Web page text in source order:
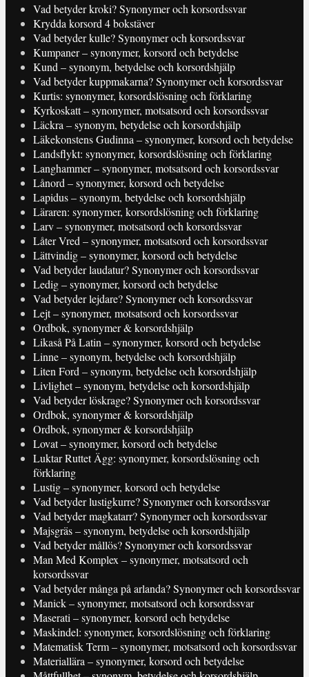
Vad betyder kroki? Synonymer och korsordssvar
Krydda korsord 4 bokstäver
Vad betyder kulle? Synonymer och korsordssvar
Kumpaner – synonymer, korsord och betydelse
Kund – synonym, betydelse och korsordshjälp
Vad betyder kuppmakarna? Synonymer och korsordssvar
Kurtis: synonymer, korsordslösning och förklaring
Kyrkoskatt – synonymer, motsatsord och korsordssvar
Läckra – synonym, betydelse och korsordshjälp
Läkekonstens Gudinna – synonymer, korsord och betydelse
Landsflykt: synonymer, korsordslösning och förklaring
Langhammer – synonymer, motsatsord och korsordssvar
Lånord – synonymer, korsord och betydelse
Lapidus – synonym, betydelse och korsordshjälp
Läraren: synonymer, korsordslösning och förklaring
Larv – synonymer, motsatsord och korsordssvar
Låter Vred – synonymer, motsatsord och korsordssvar
Lättvindig – synonymer, korsord och betydelse
Vad betyder laudatur? Synonymer och korsordssvar
Ledig – synonymer, korsord och betydelse
Vad betyder lejdare? Synonymer och korsordssvar
Lejt – synonymer, motsatsord och korsordssvar
Ordbok, synonymer & korsordshjälp
Likaså På Latin – synonymer, korsord och betydelse
Linne – synonym, betydelse och korsordshjälp
Liten Ford – synonym, betydelse och korsordshjälp
Livlighet – synonym, betydelse och korsordshjälp
Vad betyder löskrage? Synonymer och korsordssvar
Ordbok, synonymer & korsordshjälp
Ordbok, synonymer & korsordshjälp
Lovat – synonymer, korsord och betydelse
Luktar Ruttet Ägg: synonymer, korsordslösning och
förklaring
Lustig – synonymer, korsord och betydelse
Vad betyder lustigkurre? Synonymer och korsordssvar
Vad betyder magkatarr? Synonymer och korsordssvar
Majsgräs – synonym, betydelse och korsordshjälp
Vad betyder mållös? Synonymer och korsordssvar
Man Med Komplex – synonymer, motsatsord och
korsordssvar
Vad betyder många på arlanda? Synonymer och korsordssvar
Manick – synonymer, motsatsord och korsordssvar
Maserati – synonymer, korsord och betydelse
Maskindel: synonymer, korsordslösning och förklaring
Matematisk Term – synonymer, motsatsord och korsordssvar
Materiallära – synonymer, korsord och betydelse